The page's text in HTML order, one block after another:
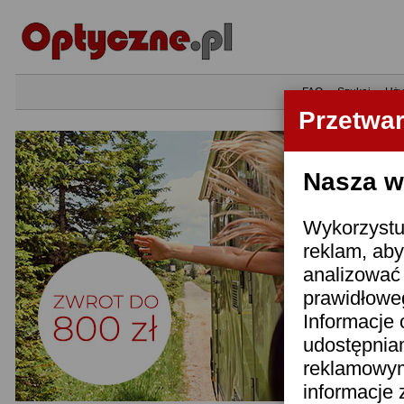
Nasza
reklam,
Informacje
informacje
•FAQ•Szukaj•